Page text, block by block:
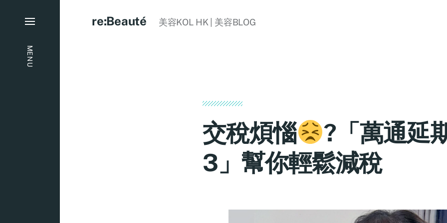
MENU
re:Beauté 美容KOL HK | 美容BLOG
交稅煩惱
?「萬通延
3」幫你輕鬆減稅